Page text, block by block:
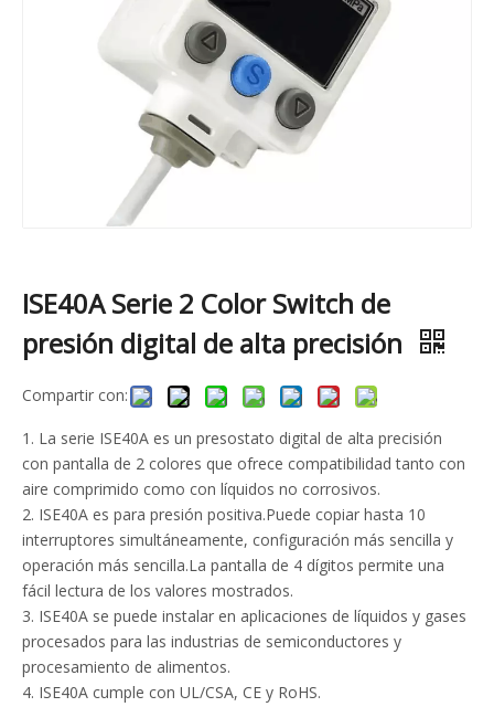
ISE40A Serie 2 Color Switch de
presión digital de alta precisión
Compartir con:
1. La serie ISE40A es un presostato digital de alta precisión
con pantalla de 2 colores que ofrece compatibilidad tanto con
aire comprimido como con líquidos no corrosivos.
2. ISE40A es para presión positiva.Puede copiar hasta 10
interruptores simultáneamente, configuración más sencilla y
operación más sencilla.La pantalla de 4 dígitos permite una
fácil lectura de los valores mostrados.
3. ISE40A se puede instalar en aplicaciones de líquidos y gases
procesados ​​para las industrias de semiconductores y
procesamiento de alimentos.
4. ISE40A cumple con UL/CSA, CE y RoHS.